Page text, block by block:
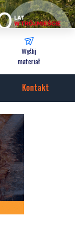
Wyślij
materiał
Kontakt